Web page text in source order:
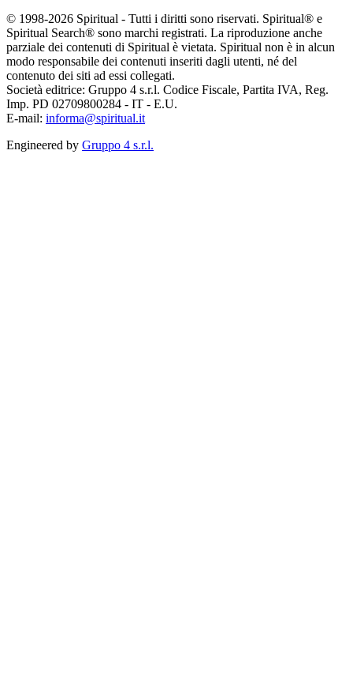
© 1998-2026 Spiritual - Tutti i diritti sono riservati. Spiritual® e
Spiritual Search® sono marchi registrati. La riproduzione anche
parziale dei contenuti di Spiritual è vietata. Spiritual non è in alcun
modo responsabile dei contenuti inseriti dagli utenti, né del
contenuto dei siti ad essi collegati.
Società editrice: Gruppo 4 s.r.l. Codice Fiscale, Partita IVA, Reg.
Imp. PD 02709800284 - IT - E.U.
E-mail: informa@spiritual.it
Engineered by Gruppo 4 s.r.l.